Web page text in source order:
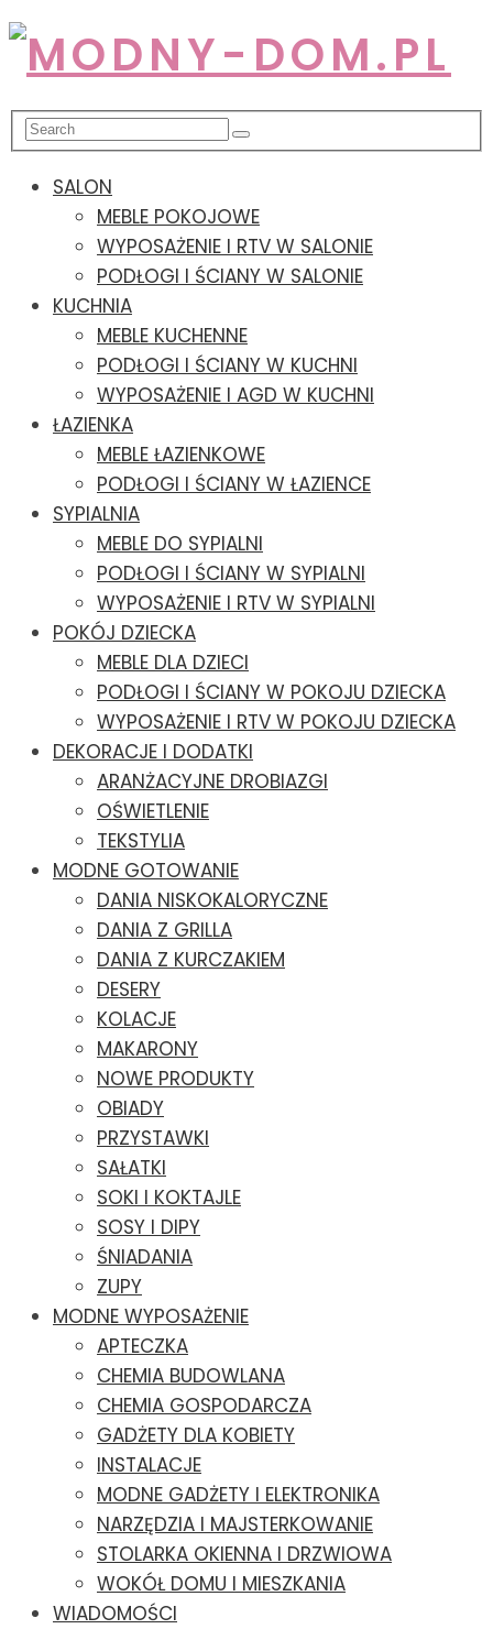
SALON
MEBLE POKOJOWE
WYPOSAŻENIE I RTV W SALONIE
PODŁOGI I ŚCIANY W SALONIE
KUCHNIA
MEBLE KUCHENNE
PODŁOGI I ŚCIANY W KUCHNI
WYPOSAŻENIE I AGD W KUCHNI
ŁAZIENKA
MEBLE ŁAZIENKOWE
PODŁOGI I ŚCIANY W ŁAZIENCE
SYPIALNIA
MEBLE DO SYPIALNI
PODŁOGI I ŚCIANY W SYPIALNI
WYPOSAŻENIE I RTV W SYPIALNI
POKÓJ DZIECKA
MEBLE DLA DZIECI
PODŁOGI I ŚCIANY W POKOJU DZIECKA
WYPOSAŻENIE I RTV W POKOJU DZIECKA
DEKORACJE I DODATKI
ARANŻACYJNE DROBIAZGI
OŚWIETLENIE
TEKSTYLIA
MODNE GOTOWANIE
DANIA NISKOKALORYCZNE
DANIA Z GRILLA
DANIA Z KURCZAKIEM
DESERY
KOLACJE
MAKARONY
NOWE PRODUKTY
OBIADY
PRZYSTAWKI
SAŁATKI
SOKI I KOKTAJLE
SOSY I DIPY
ŚNIADANIA
ZUPY
MODNE WYPOSAŻENIE
APTECZKA
CHEMIA BUDOWLANA
CHEMIA GOSPODARCZA
GADŻETY DLA KOBIETY
INSTALACJE
MODNE GADŻETY I ELEKTRONIKA
NARZĘDZIA I MAJSTERKOWANIE
STOLARKA OKIENNA I DRZWIOWA
WOKÓŁ DOMU I MIESZKANIA
WIADOMOŚCI